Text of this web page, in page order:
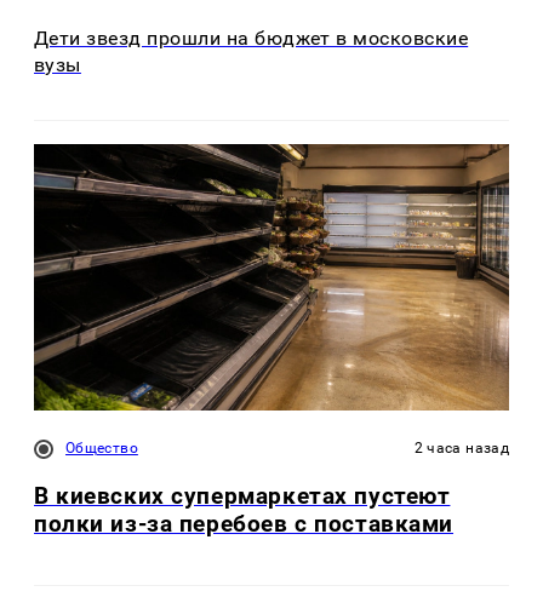
Дети звезд прошли на бюджет в московские
вузы
Общество 2 часа назад
В киевских супермаркетах пустеют
полки из-за перебоев с поставками